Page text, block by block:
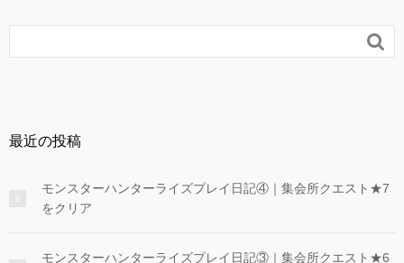

最近の投稿
モンスターハンターライズプレイ日記④｜集会所クエスト★7
をクリア
モンスターハンターライズプレイ日記③｜集会所クエスト★6